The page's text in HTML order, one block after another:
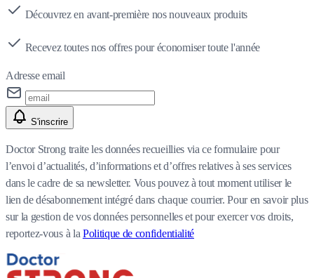
Découvrez en avant-première nos nouveaux produits
Recevez toutes nos offres pour économiser toute l'année
Adresse email
S'inscrire
Doctor Strong traite les données recueillies via ce formulaire pour
l’envoi d’actualités, d’informations et d’offres relatives à ses services
dans le cadre de sa newsletter. Vous pouvez à tout moment utiliser le
lien de désabonnement intégré dans chaque courrier. Pour en savoir plus
sur la gestion de vos données personnelles et pour exercer vos droits,
reportez-vous à la Politique de confidentialité